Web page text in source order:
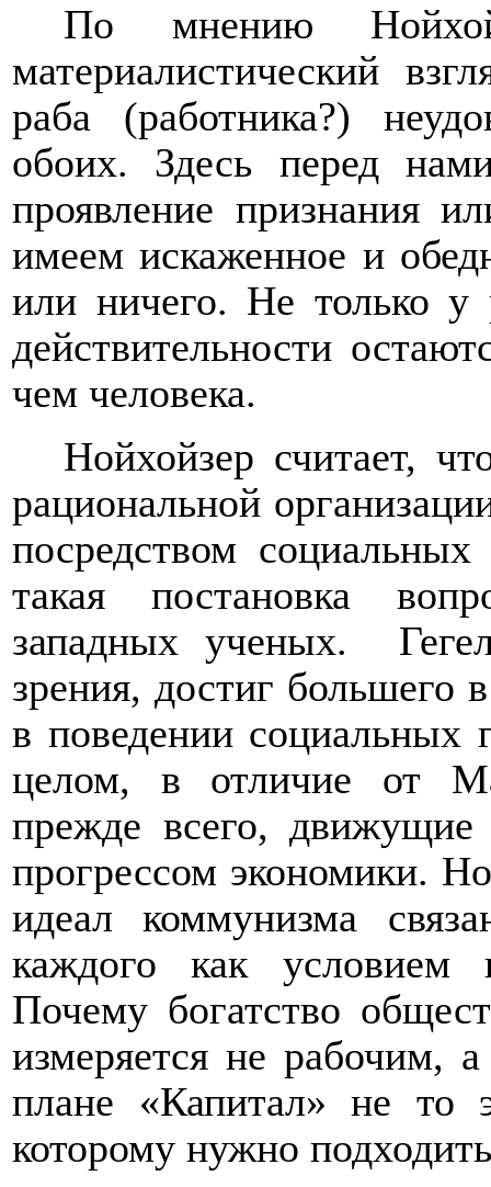
По мнению
материалистический
раба (работника?)
обоих. Здесь перед
проявление признания
имеем искаженное и
или ничего. Не только у
действительности
чем человека.
Нойхойзер считает,
рациональной
посредством
такая постановка
западных ученых.
зрения, достиг большего
в поведении
целом, в отличие от
прежде всего,
прогрессом экономики.
идеал коммунизма
каждого как условием
Почему богатство
измеряется не рабочим, а
плане «Капитал» не то
которому нужно